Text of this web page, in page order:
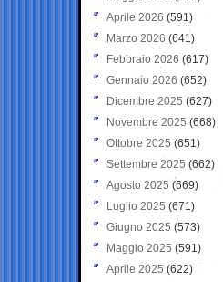
Aprile 2026 (591)
Marzo 2026 (641)
Febbraio 2026 (617)
Gennaio 2026 (652)
Dicembre 2025 (627)
Novembre 2025 (668)
Ottobre 2025 (651)
Settembre 2025 (662)
Agosto 2025 (669)
Luglio 2025 (671)
Giugno 2025 (573)
Maggio 2025 (591)
Aprile 2025 (622)